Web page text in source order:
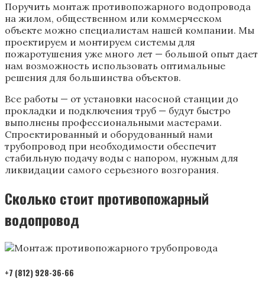
Поручить монтаж противопожарного водопровода
на жилом, общественном или коммерческом
объекте можно специалистам нашей компании. Мы
проектируем и монтируем системы для
пожаротушения уже много лет — большой опыт дает
нам возможность использовать оптимальные
решения для большинства объектов.
Все работы — от установки насосной станции до
прокладки и подключения труб — будут быстро
выполнены профессиональными мастерами.
Спроектированный и оборудованный нами
трубопровод при необходимости обеспечит
стабильную подачу воды с напором, нужным для
ликвидации самого серьезного возгорания.
Сколько стоит противопожарный
водопровод
+7 (812) 928-36-66